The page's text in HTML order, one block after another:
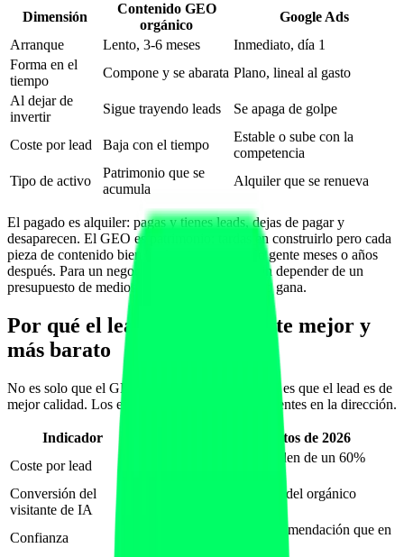
Dimensión
Contenido GEO
orgánico
Google Ads
Arranque
Lento, 3-6 meses
Inmediato, día 1
Forma en el
tiempo
Compone y se abarata Plano, lineal al gasto
Al dejar de
invertir
Sigue trayendo leads Se apaga de golpe
Coste por lead Baja con el tiempo
Estable o sube con la
competencia
Tipo de activo
Patrimonio que se
acumula
Alquiler que se renueva
El pagado es alquiler: pagas y tienes leads, dejas de pagar y
desaparecen. El GEO es patrimonio: tardas en construirlo pero cada
pieza de contenido bien hecha sigue trayendo gente meses o años
después. Para un negocio que quiere crecer sin depender de un
presupuesto de medios creciente, el patrimonio gana.
Por qué el lead de IA convierte mejor y
más barato
No es solo que el GEO sea más barato por lead: es que el lead es de
mejor calidad. Los estudios de 2026 son consistentes en la dirección.
Indicador
Qué dicen los datos de 2026
Coste por lead
El orgánico cuesta del orden de un 60%
Conversión del
visitante de IA
Varias veces superior a la del orgánico
Confianza
Se confía más en una recomendación que en